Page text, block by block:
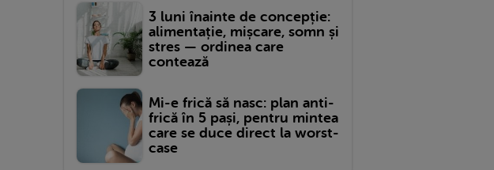
3 luni înainte de concepție:
alimentație, mișcare, somn și
stres — ordinea care
contează
Mi-e frică să nasc: plan anti-
frică în 5 pași, pentru mintea
care se duce direct la worst-
case